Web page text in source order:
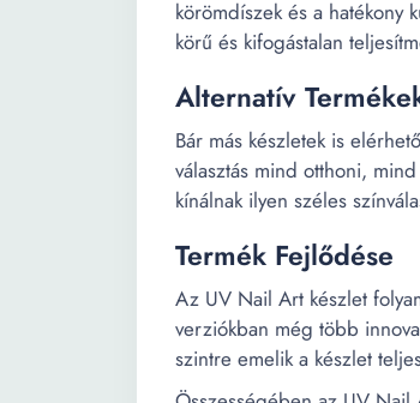
körömdíszek és a hatékony
körű és kifogástalan
Alternatív
Bár más készletek is
választás mind otthoni,
kínálnak ilyen széles
Termék Fejlődése
Az UV Nail Art készlet
verziókban még több
szintre emelik a készlet